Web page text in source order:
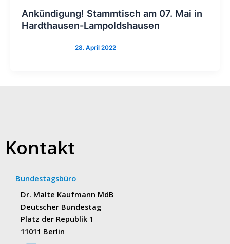
Ankündigung! Stammtisch am 07. Mai in
Hardthausen-Lampoldshausen
Kontakt
Bundestagsbüro
Dr. Malte Kaufmann MdB
Deutscher Bundestag
Platz der Republik 1
11011 Berlin